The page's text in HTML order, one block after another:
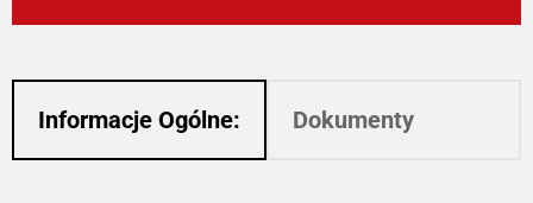
Informacje Ogólne: Dokumenty